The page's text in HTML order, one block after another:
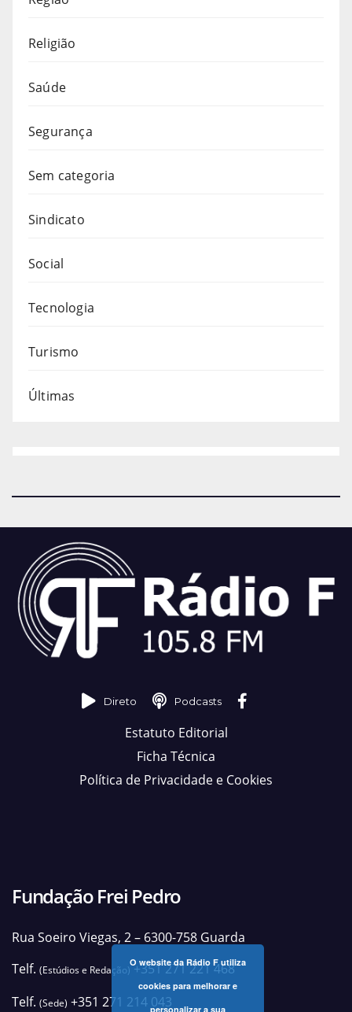
Religião
Saúde
Segurança
Sem categoria
Sindicato
Social
Tecnologia
Turismo
Últimas
Direto Podcasts
Estatuto Editorial
Ficha Técnica
Política de Privacidade e Cookies
Fundação Frei Pedro
Rua Soeiro Viegas, 2 – 6300-758 Guarda
Telf. (Estúdios e Redação)+351 271 221 468
Telf. (Sede) +351 271 214 043
O website da Rádio F utiliza
cookies para melhorar e
personalizar a sua